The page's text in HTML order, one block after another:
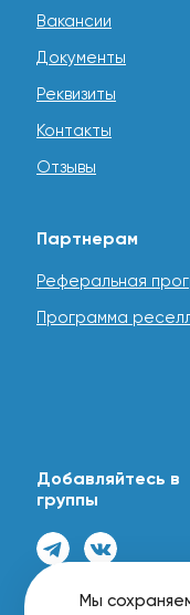
Вакансии
Документы
Реквизиты
Контакты
Отзывы
Партнерам
Реферальная
Программа
Добавляйтесь в
группы
© 2016 - 2026
Мы